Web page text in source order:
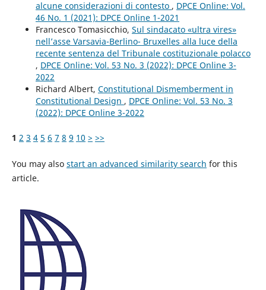
alcune considerazioni di contesto , DPCE Online: Vol.
46 No. 1 (2021): DPCE Online 1-2021
Francesco Tomasicchio, Sul sindacato «ultra vires»
nell’asse Varsavia-Berlino- Bruxelles alla luce della
recente sentenza del Tribunale costituzionale polacco
, DPCE Online: Vol. 53 No. 3 (2022): DPCE Online 3-
2022
Richard Albert, Constitutional Dismemberment in
Constitutional Design , DPCE Online: Vol. 53 No. 3
(2022): DPCE Online 3-2022
1 2 3 4 5 6 7 8 9 10 > >>
You may also start an advanced similarity search for this
article.